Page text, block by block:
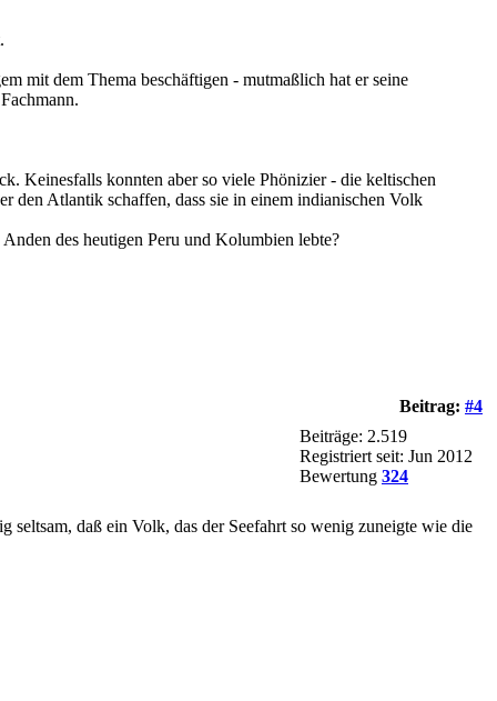
mit dem Thema beschäftigen - mutmaßlich hat er seine
Keinesfalls konnten aber so viele Phönizier - die keltischen
den Atlantik schaffen, dass sie in einem indianischen Volk
des heutigen Peru und Kolumbien lebte?
Beitrag: #4
Beiträge: 2.519
Registriert seit: Jun 2012
Bewertung 324
seltsam, daß ein Volk, das der Seefahrt so wenig zuneigte wie die